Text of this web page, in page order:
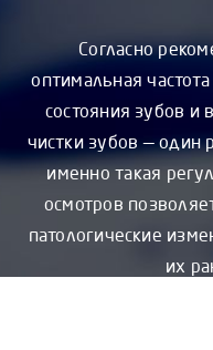
Согласно
оптимальная
состояния зубов и
чистки зубов — один
именно такая
осмотров
патологические
их